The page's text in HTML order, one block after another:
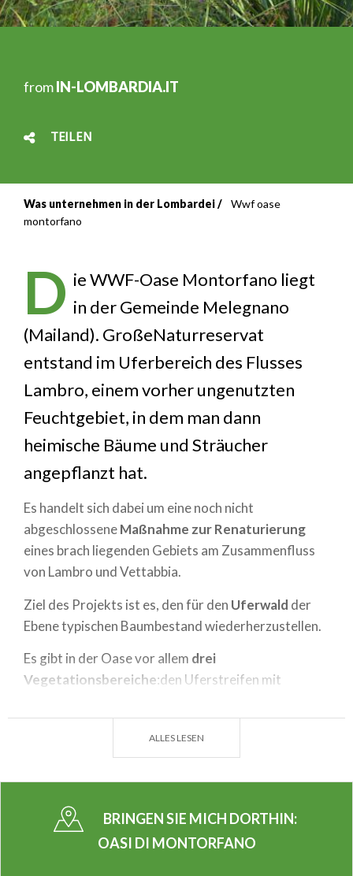
fromIN-LOMBARDIA.IT
TEILEN
Breadcrumb
Was unternehmen in der Lombardei
Wwf oase
montorfano
D ie WWF-Oase Montorfano liegt
in der Gemeinde Melegnano
(Mailand). GroßeNaturreservat
entstand im Uferbereich des Flusses
Lambro, einem vorher ungenutzten
Feuchtgebiet, in dem man dann
heimische Bäume und Sträucher
angepflanzt hat.
Es handelt sich dabei um eine noch nicht
abgeschlosseneMaßnahme zur Renaturierung
eines brach liegenden Gebiets am Zusammenfluss
von Lambro und Vettabbia.
Ziel des Projekts ist es, den für den Uferwald der
Ebene typischen Baumbestand wiederherzustellen.
Es gibt in der Oase vor allem drei
Vegetationsbereiche:den Uferstreifen mit
Überschwemmungsbereich und den völlig trockenen
Wasservögel sowie andere kleine Vogel- und
Säugetierarten.
ALLES LESEN
BRINGEN SIE MICH DORTHIN:
OASI DI MONTORFANO